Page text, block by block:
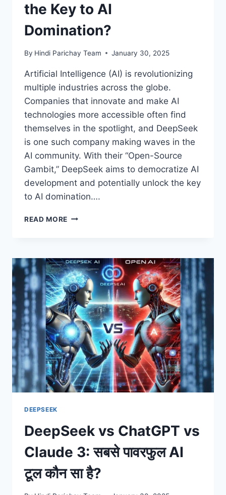
the Key to AI
Domination?
By Hindi Parichay Team January 30, 2025
Artificial Intelligence (AI) is revolutionizing
multiple industries across the globe.
Companies that innovate and make AI
technologies more accessible often find
themselves in the spotlight, and DeepSeek
is one such company making waves in the
AI community. With their “Open-Source
Gambit,” DeepSeek aims to democratize AI
development and potentially unlock the key
to AI domination….
READ MORE DEEPSEEK’S
IS
THIS
THE
KEY
TO
AI
DOMINATION?
DEEPSEEK
DeepSeek vs ChatGPT vs
Claude 3: सबसे पावरफुल AI
टूल कौन सा है?